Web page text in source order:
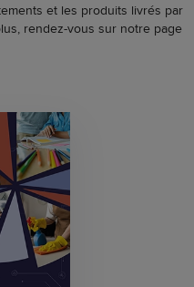
et les produits livrés par
rendez-vous sur notre page